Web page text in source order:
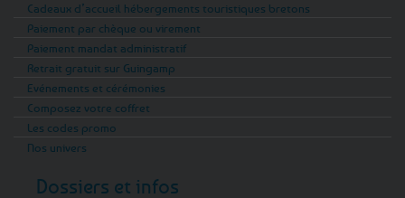
Cadeaux d’accueil hébergements touristiques bretons
Paiement par chèque ou virement
Paiement mandat administratif
Retrait gratuit sur Guingamp
Evénements et cérémonies
Composez votre coffret
Les codes promo
Nos univers
Dossiers et infos